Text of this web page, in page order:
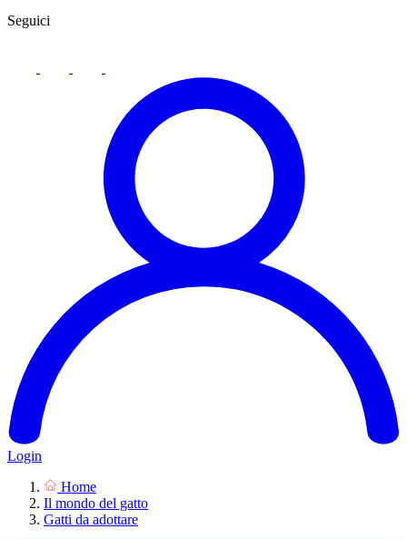
Seguici
Login
Home
Il mondo del gatto
Gatti da adottare